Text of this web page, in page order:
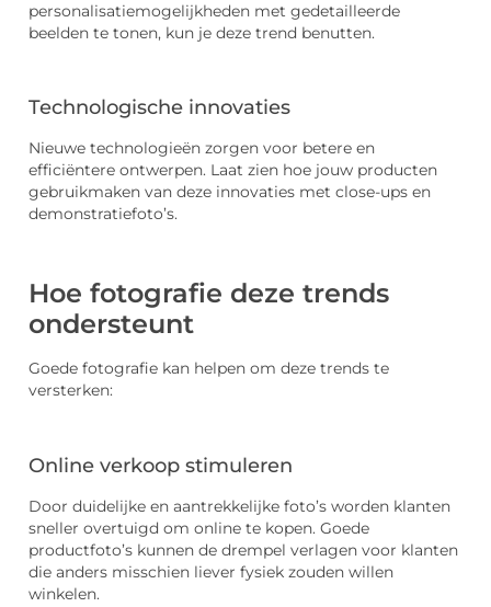
personalisatiemogelijkheden met gedetailleerde
beelden te tonen, kun je deze trend benutten.
Technologische innovaties
Nieuwe technologieën zorgen voor betere en
efficiëntere ontwerpen. Laat zien hoe jouw producten
gebruikmaken van deze innovaties met close-ups en
demonstratiefoto’s.
Hoe fotografie deze trends
ondersteunt
Goede fotografie kan helpen om deze trends te
versterken:
Online verkoop stimuleren
Door duidelijke en aantrekkelijke foto’s worden klanten
sneller overtuigd om online te kopen. Goede
productfoto’s kunnen de drempel verlagen voor klanten
die anders misschien liever fysiek zouden willen
winkelen.